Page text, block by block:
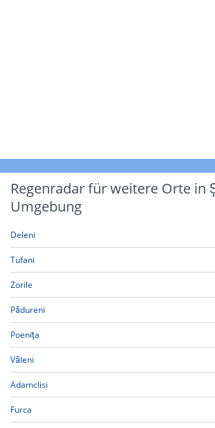
Regenradar für weitere Orte in
Umgebung
Deleni
Tufani
Zorile
Pădureni
Poeniţa
Văleni
Adamclisi
Furca